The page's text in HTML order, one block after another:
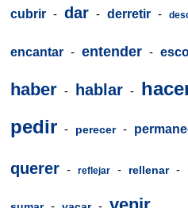
cubrir - dar - derretir -
encantar - entender -
haber - hablar -
pedir - perecer -
querer - reflejar - rellenar -